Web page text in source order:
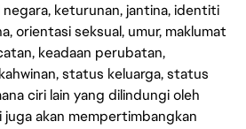
negara, keturunan, jantina, identiti
orientasi seksual, umur, maklumat
keadaan perubatan,
status keluarga, status
ciri lain yang dilindungi oleh
akan mempertimbangkan